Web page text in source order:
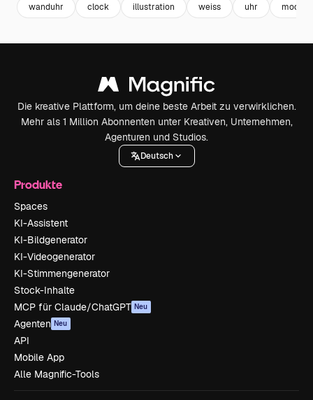
wanduhr clock illustration weiss uhr modern
Die kreative Plattform, um deine beste Arbeit zu verwirklichen.
Mehr als 1 Million Abonnenten unter Kreativen, Unternehmen,
Agenturen und Studios.
Deutsch
Produkte
Spaces
KI-Assistent
KI-Bildgenerator
KI-Videogenerator
KI-Stimmengenerator
Stock-Inhalte
MCP für Claude/ChatGPT Neu
Agenten Neu
API
Mobile App
Alle Magnific-Tools